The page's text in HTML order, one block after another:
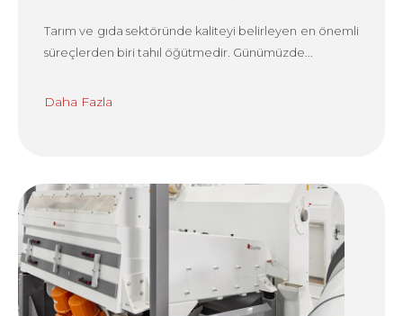
Tarım ve gıda sektöründe kaliteyi belirleyen en önemli
süreçlerden biri tahıl öğütmedir. Günümüzde...
Daha Fazla